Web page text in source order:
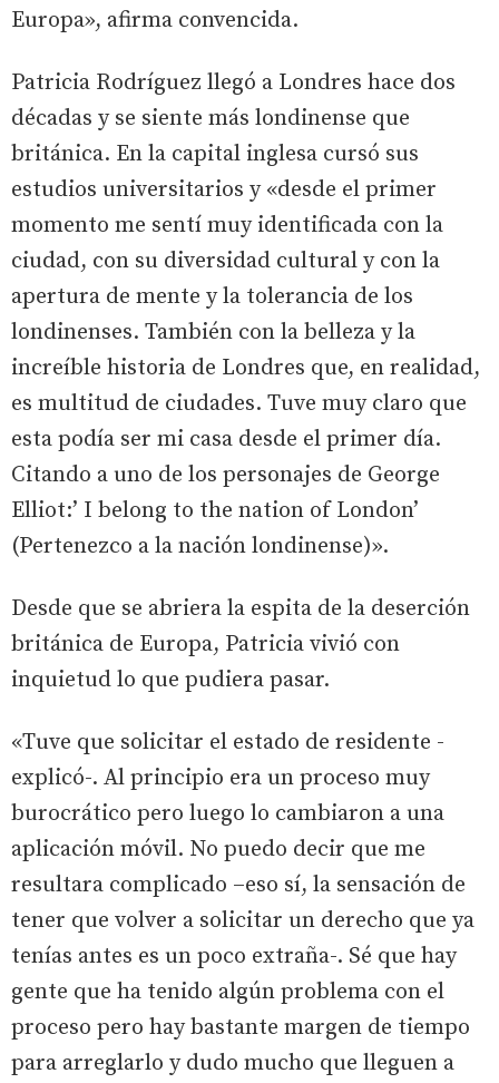
Europa», afirma convencida.
Patricia Rodríguez llegó a Londres hace dos
décadas y se siente más londinense que
británica. En la capital inglesa cursó sus
estudios universitarios y «desde el primer
momento me sentí muy identificada con la
ciudad, con su diversidad cultural y con la
apertura de mente y la tolerancia de los
londinenses. También con la belleza y la
increíble historia de Londres que, en realidad,
es multitud de ciudades. Tuve muy claro que
esta podía ser mi casa desde el primer día.
Citando a uno de los personajes de George
Elliot:’ I belong to the nation of London’
(Pertenezco a la nación londinense)».
Desde que se abriera la espita de la deserción
británica de Europa, Patricia vivió con
inquietud lo que pudiera pasar.
«Tuve que solicitar el estado de residente -
explicó-. Al principio era un proceso muy
burocrático pero luego lo cambiaron a una
aplicación móvil. No puedo decir que me
resultara complicado –eso sí, la sensación de
tener que volver a solicitar un derecho que ya
tenías antes es un poco extraña-. Sé que hay
gente que ha tenido algún problema con el
proceso pero hay bastante margen de tiempo
para arreglarlo y dudo mucho que lleguen a